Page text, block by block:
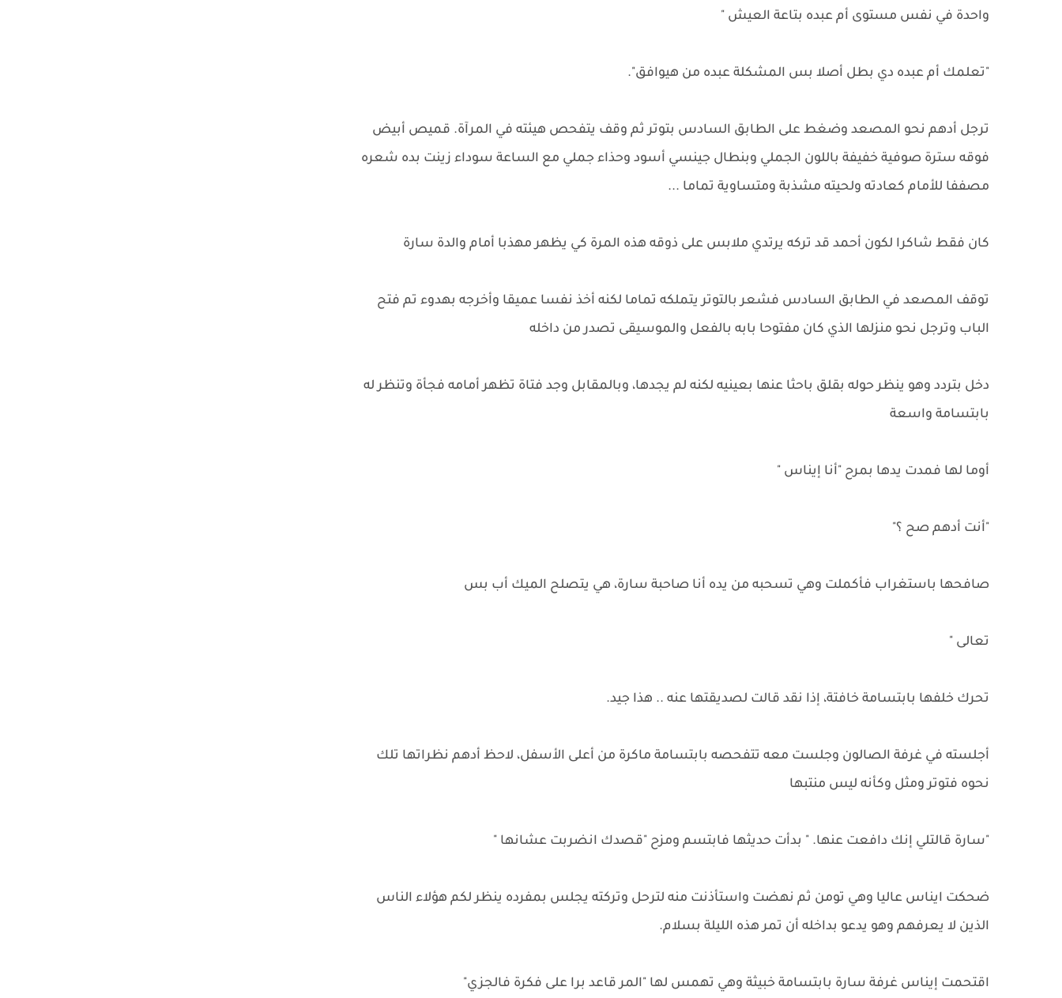
واحدة في نفس مستوى أم عبده بتاعة العيش "
"تعلمك أم عبده دي بطل أصلا بس المشكلة عبده من هيوافق".
ترجل أدهم نحو المصعد وضغط على الطابق السادس بتوتر ثم وقف يتفحص هيئته في المرآة. قميص أبيض
فوقه سترة صوفية خفيفة باللون الجملي وبنطال جينسي أسود وحذاء جملي مع الساعة سوداء زينت بده شعره
مصففا للأمام كعادته ولحيته مشذبة ومتساوية تماما ...
كان فقط شاكرا لكون أحمد قد تركه يرتدي ملابس على ذوقه هذه المرة كي يظهر مهذبا أمام والدة سارة
توقف المصعد في الطابق السادس فشعر بالتوتر يتملكه تماما لكنه أخذ نفسا عميقا وأخرجه بهدوء تم فتح
الباب وترجل نحو منزلها الذي كان مفتوحا بابه بالفعل والموسيقى تصدر من داخله
دخل بتردد وهو ينظر حوله بقلق باحثا عنها بعينيه لكنه لم يجدها، وبالمقابل وجد فتاة تظهر أمامه فجأة وتنظر له
بابتسامة واسعة
أوما لها فمدت يدها بمرح "أنا إيناس "
"أنت أدهم صح ؟"
صافحها باستغراب فأكملت وهي تسحبه من يده أنا صاحبة سارة، هي يتصلح الميك أب بس
تعالى "
تحرك خلفها بابتسامة خافتة، إذا نقد قالت لصديقتها عنه .. هذا جيد.
أجلسته في غرفة الصالون وجلست معه تتفحصه بابتسامة ماكرة من أعلى الأسفل، لاحظ أدهم نظراتها تلك
نحوه فتوتر ومثل وكأنه ليس منتبها
"سارة قالتلي إنك دافعت عنها. " بدأت حديثها فابتسم ومزح "قصدك انضربت عشانها "
ضحكت ايناس عاليا وهي تومن ثم نهضت واستأذنت منه لترحل وتركته يجلس بمفرده ينظر لكم هؤلاء الناس
الذين لا يعرفهم وهو يدعو بداخله أن تمر هذه الليلة بسلام.
اقتحمت إيناس غرفة سارة بابتسامة خبيثة وهي تهمس لها "المر قاعد برا على فكرة فالجزي"